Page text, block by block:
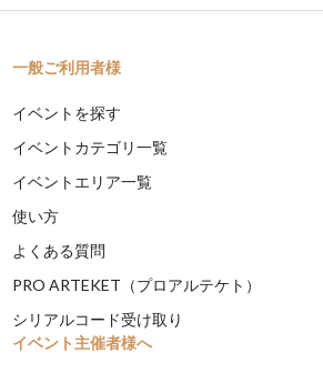
一般ご利用者様
イベントを探す
イベントカテゴリ一覧
イベントエリア一覧
使い方
よくある質問
PRO ARTEKET（プロアルテケト）
シリアルコード受け取り
イベント主催者様へ